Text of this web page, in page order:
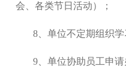
会、各类节日活动）；
8、单位不定期组织
9、单位协助员工申请